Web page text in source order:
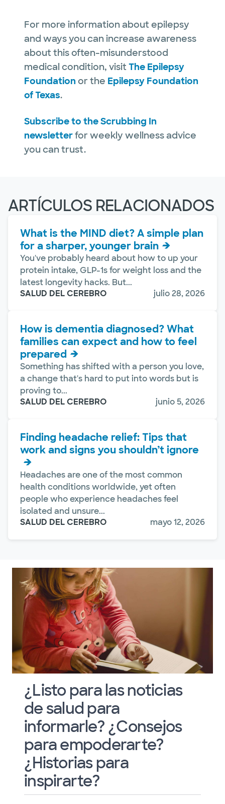
For more information about epilepsy
and ways you can increase awareness
about this often-misunderstood
medical condition, visitThe Epilepsy
Foundation or the Epilepsy Foundation
of Texas.
Subscribe to the Scrubbing In
newsletterfor weekly wellness advice
you can trust.
ARTÍCULOS RELACIONADOS
What is the MIND diet? A simple plan
for a sharper, younger brain
You've probably heard about how to up your
protein intake, GLP-1s for weight loss and the
latest longevity hacks. But...
SALUD DEL CEREBRO
julio 28, 2026
How is dementia diagnosed? What
families can expect and how to feel
prepared
Something has shifted with a person you love,
a change that's hard to put into words but is
proving to...
SALUD DEL CEREBRO
junio 5, 2026
Finding headache relief: Tips that
work and signs you shouldn’t ignore
Headaches are one of the most common
health conditions worldwide, yet often
people who experience headaches feel
isolated and unsure...
SALUD DEL CEREBRO
mayo 12, 2026
¿Listo para las noticias
de salud para
informarle? ¿Consejos
para empoderarte?
¿Historias para
inspirarte?